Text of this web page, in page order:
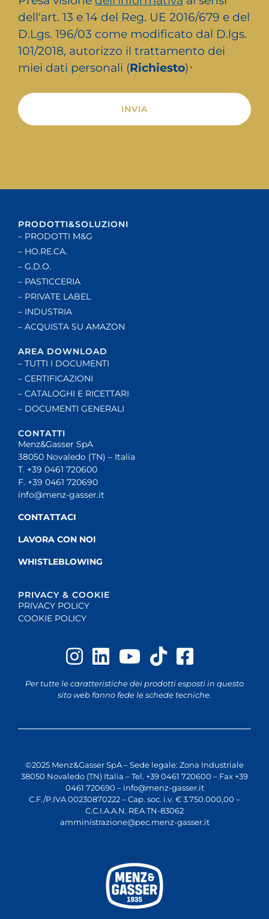
dell'art. 13 e 14 del Reg. UE 2016/679 e del
D.Lgs. 196/03 come modificato dal D.lgs.
101/2018, autorizzo il trattamento dei
miei dati personali (Richiesto)*
PRODOTTI&SOLUZIONI
– PRODOTTI M&G
– HO.RE.CA.
– G.D.O.
– PASTICCERIA
– PRIVATE LABEL
– INDUSTRIA
– ACQUISTA SU AMAZON
AREA DOWNLOAD
– TUTTI I DOCUMENTI
– CERTIFICAZIONI
– CATALOGHI E RICETTARI
– DOCUMENTI GENERALI
CONTATTI
Menz&Gasser SpA
38050 Novaledo (TN) – Italia
T. +39 0461 720600
F. +39 0461 720690
info@menz-gasser.it
CONTATTACI
LAVORA CON NOI
WHISTLEBLOWING
PRIVACY & COOKIE
PRIVACY POLICY
COOKIE POLICY
Per tutte le caratteristiche dei prodotti esposti in questo
sito web fanno fede le schede tecniche.
©2025 Menz&Gasser SpA – Sede legale: Zona Industriale
38050 Novaledo (TN) Italia – Tel. +39 0461 720600 – Fax +39
0461 720690 – info@menz-gasser.it
C.F./P.IVA 00230870222 – Cap. soc. i.v. € 3.750.000,00 –
C.C.I.A.A.N. REA TN-83062
amministrazione@pec.menz-gasser.it